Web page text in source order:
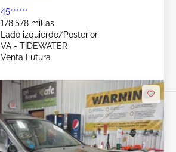
45******
178,578 millas
Lado izquierdo/Posterior
VA - TIDEWATER
Venta Futura